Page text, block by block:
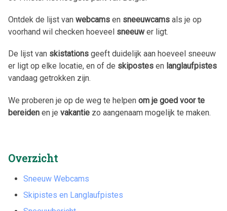
Ontdek de lijst van webcams en sneeuwcams als je op
voorhand wil checken hoeveel sneeuwer ligt.
De lijst van skistations geeft duidelijk aan hoeveel sneeuw
er ligt op elke locatie, en of de skipostes en langlaufpistes
vandaag getrokken zijn.
We proberen je op de weg te helpen om je goed voor te
bereiden en je vakantie zo aangenaam mogelijk te maken.
Overzicht
Sneeuw Webcams
Skipistes en Langlaufpistes